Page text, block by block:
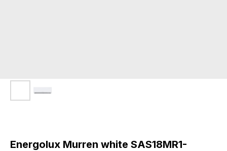
Energolux Murren white SAS18MR1-